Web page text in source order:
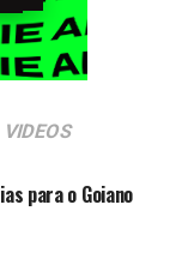
VIDEOS
para o Goiano